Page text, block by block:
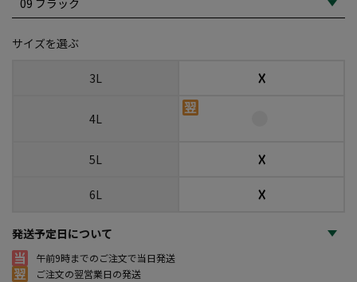
サイズを選ぶ
3L ☓
4L
5L ☓
6L ☓
発送予定日について
午前9時までのご注文で当日発送
ご注文の翌営業日の発送